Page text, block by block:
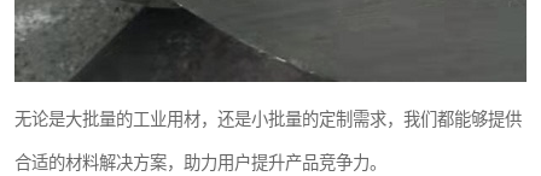
无论是大批量的工业用材，还是小批量的定制需求，我们都能够提供
合适的材料解决方案，助力用户提升产品竞争力。